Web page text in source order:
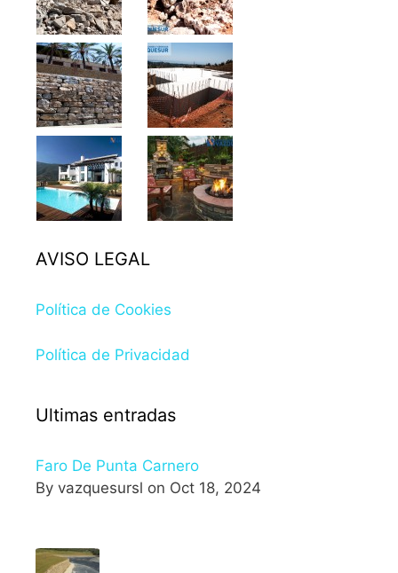
AVISO LEGAL
Política de Cookies
Política de Privacidad
Ultimas entradas
Faro De Punta Carnero
By vazquesursl on Oct 18, 2024